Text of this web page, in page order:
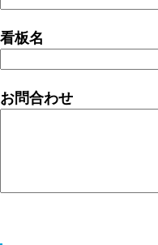
看板名
お問合わせ